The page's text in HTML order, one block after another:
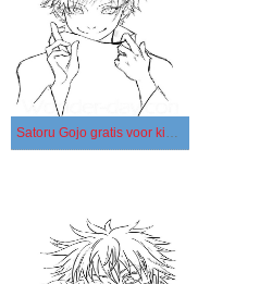
Satoru Gojo gratis voor kinderen